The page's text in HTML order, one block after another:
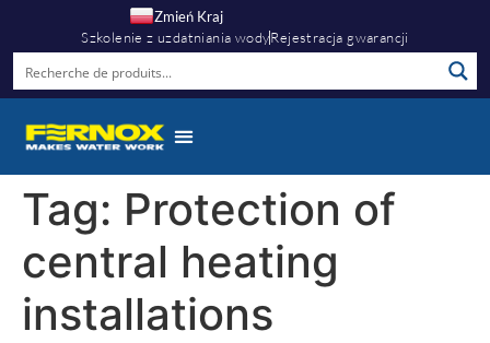
Zmień Kraj
Szkolenie z uzdatniania wodyRejestracja gwarancji
Tag: Protection of
central heating
installations